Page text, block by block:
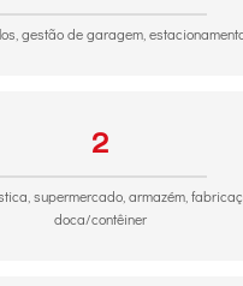
gestão de garagem,
2
supermercado, armazém,
doca/contêiner